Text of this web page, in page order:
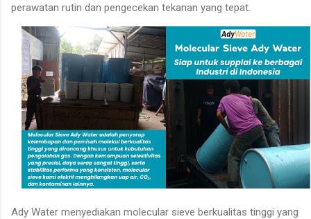
perawatan rutin dan pengecekan tekanan yang tepat.
Ady Water menyediakan molecular sieve berkualitas tinggi yang